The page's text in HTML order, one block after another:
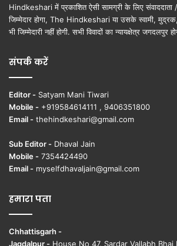
Hindkeshari में प्रकाशित ऐसी सामग्री के लिए संवाददाता
जिम्मेदार होगा, The Hindkeshari या उसके स्वामी,
भी जिम्मेदारी नहीं होगी. सभी विवादों का न्यायक्षेत्र जगदलपुर
संपर्क करें
Editor - Satyam Mani Tiwari
Mobile - +919584614111 , 9406351800
Email - thehindkeshari@gmail.com
Sub Editor - Dhaval Jain
Mobile - 7354424490
Email - myselfdhavaljain@gmail.com
हमारा पता
Chhattisgarh -
Jagdalpur - House No 47, Sardar Vallabh Bhai